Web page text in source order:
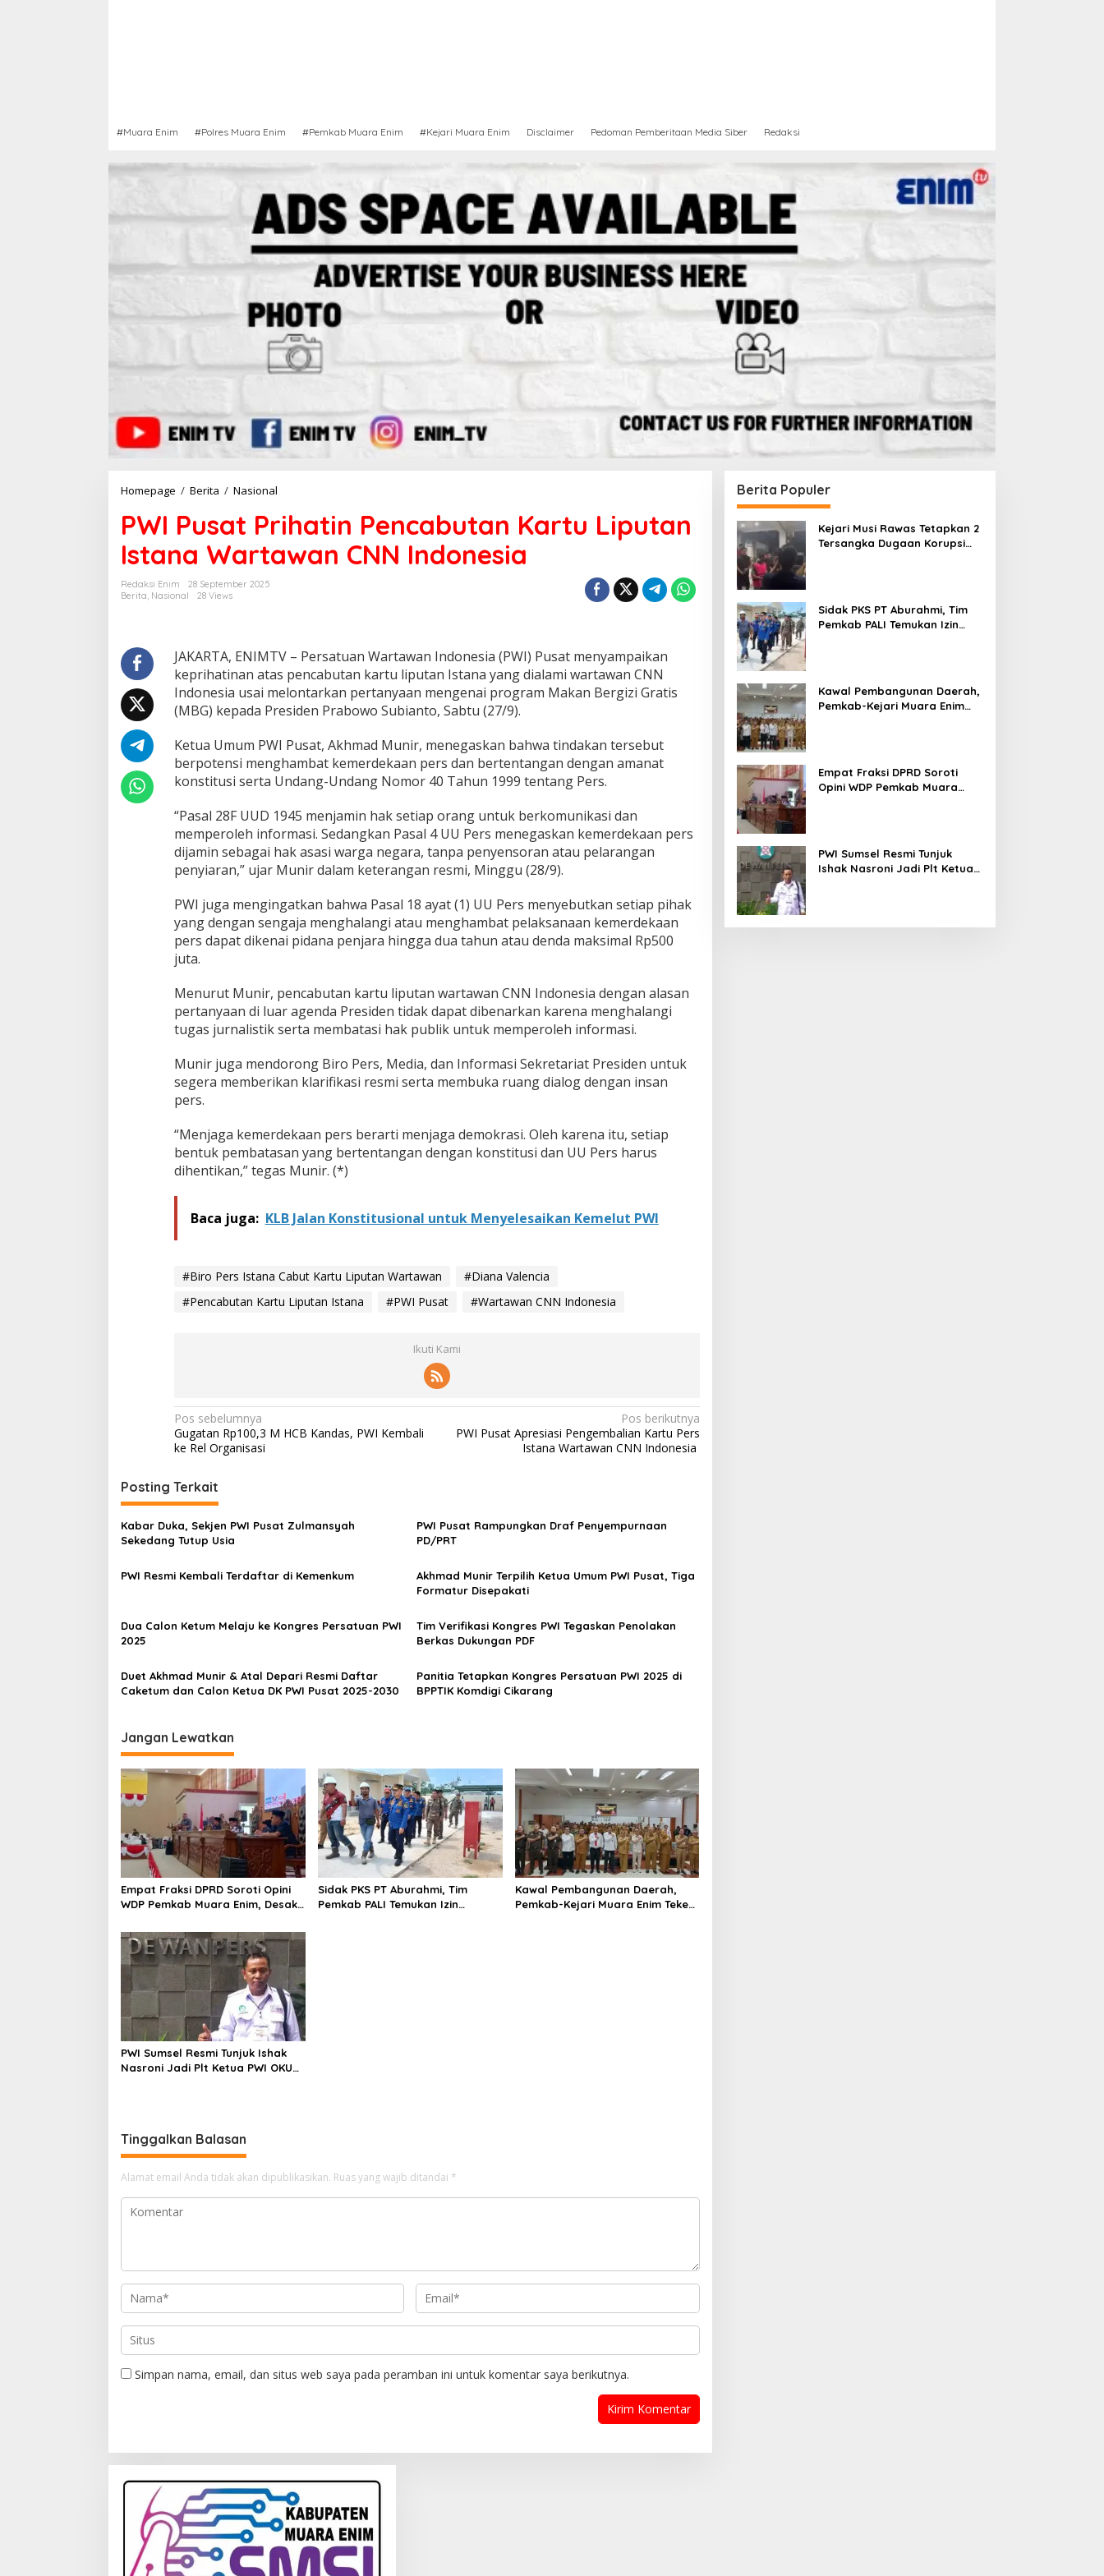
#Muara Enim #Polres Muara Enim #Pemkab Muara Enim #Kejari Muara Enim Disclaimer Pedoman Pemberitaan Media Siber Redaksi
Homepage / Berita / Nasional
I
P
u
s
h
t
i
n
e
n
c
a
u
t
n
K
r
t
u
L
u
t
n
s
t
W
a
r
w
a
N
I
i
PWI Pusat Prihatin Pencabutan Kartu Liputan
Istana Wartawan CNN Indonesia
Redaksi Enim
28 September 2025
Berita Nasional 28 Views
JAKARTA, ENIMTV – Persatuan Wartawan Indonesia (PWI) Pusat menyampaikan
keprihatinan atas pencabutan kartu liputan Istana yang dialami wartawan CNN
Indonesia usai melontarkan pertanyaan mengenai program Makan Bergizi Gratis
(MBG) kepada Presiden Prabowo Subianto, Sabtu (27/9).
Ketua Umum PWI Pusat, Akhmad Munir, menegaskan bahwa tindakan tersebut
berpotensi menghambat kemerdekaan pers dan bertentangan dengan amanat
konstitusi serta Undang-Undang Nomor 40 Tahun 1999 tentang Pers.
“Pasal 28F UUD 1945 menjamin hak setiap orang untuk berkomunikasi dan
memperoleh informasi. Sedangkan Pasal 4 UU Pers menegaskan kemerdekaan pers
dijamin sebagai hak asasi warga negara, tanpa penyensoran atau pelarangan
penyiaran,” ujar Munir dalam keterangan resmi, Minggu (28/9).
PWI juga mengingatkan bahwa Pasal 18 ayat (1) UU Pers menyebutkan setiap pihak
yang dengan sengaja menghalangi atau menghambat pelaksanaan kemerdekaan
pers dapat dikenai pidana penjara hingga dua tahun atau denda maksimal Rp500
juta.
Menurut Munir, pencabutan kartu liputan wartawan CNN Indonesia dengan alasan
pertanyaan di luar agenda Presiden tidak dapat dibenarkan karena menghalangi
tugas jurnalistik serta membatasi hak publik untuk memperoleh informasi.
Munir juga mendorong Biro Pers, Media, dan Informasi Sekretariat Presiden untuk
segera memberikan klarifikasi resmi serta membuka ruang dialog dengan insan
pers.
“Menjaga kemerdekaan pers berarti menjaga demokrasi. Oleh karena itu, setiap
bentuk pembatasan yang bertentangan dengan konstitusi dan UU Pers harus
dihentikan,” tegas Munir. (*)
Baca juga: KLB Jalan Konstitusional untuk Menyelesaikan Kemelut PWI
#Biro Pers Istana Cabut Kartu Liputan Wartawan
#Diana Valencia
#Pencabutan Kartu Liputan Istana
#PWI Pusat #Wartawan CNN Indonesia
Ikuti Kami
N
a
i
g
a
i
o
Pos sebelumnya
Gugatan Rp100,3 M HCB Kandas, PWI Kembali
ke Rel Organisasi
Pos berikutnya
PWI Pusat Apresiasi Pengembalian Kartu Pers
Istana Wartawan CNN Indonesia
Posting Terkait
Kabar Duka, Sekjen PWI Pusat Zulmansyah
Sekedang Tutup Usia
PWI Pusat Rampungkan Draf Penyempurnaan
PD/PRT
PWI Resmi Kembali Terdaftar di Kemenkum
Akhmad Munir Terpilih Ketua Umum PWI Pusat, Tiga
Formatur Disepakati
Dua Calon Ketum Melaju ke Kongres Persatuan PWI
2025
Tim Verifikasi Kongres PWI Tegaskan Penolakan
Berkas Dukungan PDF
Duet Akhmad Munir & Atal Depari Resmi Daftar
Caketum dan Calon Ketua DK PWI Pusat 2025-2030
Panitia Tetapkan Kongres Persatuan PWI 2025 di
BPPTIK Komdigi Cikarang
Jangan Lewatkan
Empat Fraksi DPRD Soroti Opini
WDP Pemkab Muara Enim, Desak
Sidak PKS PT Aburahmi, Tim
Pemkab PALI Temukan Izin
Kawal Pembangunan Daerah,
Pemkab-Kejari Muara Enim Teken
PWI Sumsel Resmi Tunjuk Ishak
Nasroni Jadi Plt Ketua PWI OKU
Tinggalkan Balasan
Alamat email Anda tidak akan dipublikasikan. Ruas yang wajib ditandai *
Simpan nama, email, dan situs web saya pada peramban ini untuk komentar saya berikutnya.
Berita Populer
Kejari Musi Rawas Tetapkan 2
Tersangka Dugaan Korupsi
Sidak PKS PT Aburahmi, Tim
Pemkab PALI Temukan Izin
Kawal Pembangunan Daerah,
Pemkab-Kejari Muara Enim
Empat Fraksi DPRD Soroti
Opini WDP Pemkab Muara
PWI Sumsel Resmi Tunjuk
Ishak Nasroni Jadi Plt Ketua